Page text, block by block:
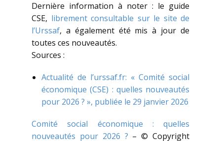
Dernière information à noter : le guide
CSE, librement consultable sur le site de
l’Urssaf, a également été mis à jour de
toutes ces nouveautés.
Sources :
Actualité de l’urssaf.fr: « Comité social
économique (CSE) : quelles nouveautés
pour 2026 ? », publiée le 29 janvier 2026
Comité social économique : quelles
nouveautés pour 2026 ? – © Copyright